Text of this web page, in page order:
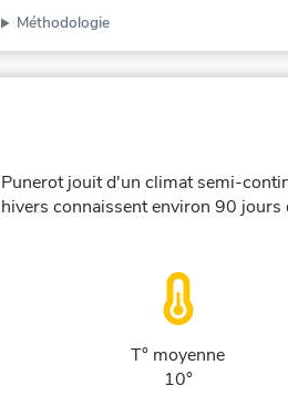
Méthodologie
Punerot jouit d'un climat semi-
hivers connaissent environ 90 jours
T° moyenne
10°